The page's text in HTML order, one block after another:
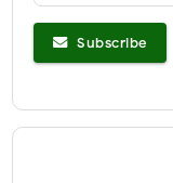
Subscribe